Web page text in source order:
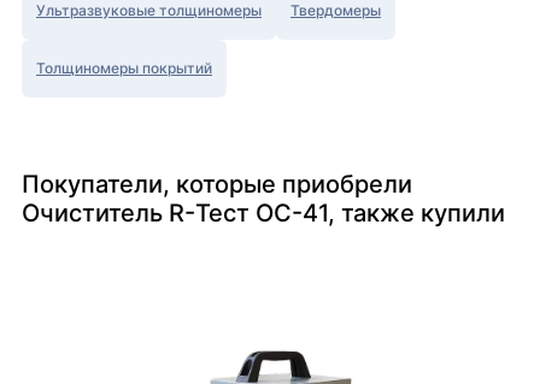
Ультразвуковые толщиномеры Твердомеры
Толщиномеры покрытий
Покупатели, которые приобрели
Очиститель R-Тест ОС-41, также купили